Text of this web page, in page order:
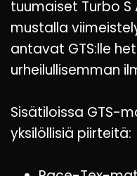
tuumaiset Turbo
mustalla
antavat GTS:lle
urheilullisemman
Sisätiloissa GTS-
yksilöllisiä piirteitä: